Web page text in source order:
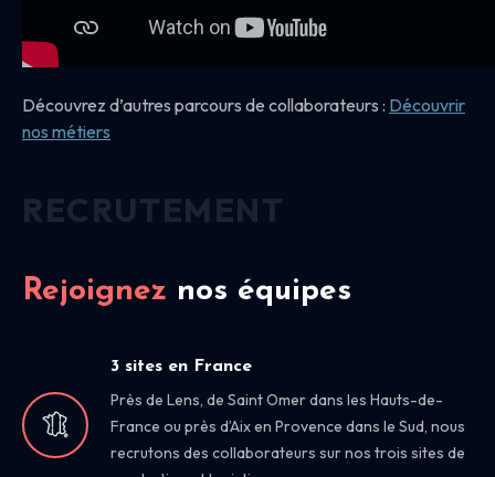
Découvrez d’autres parcours de collaborateurs : Découvrir
nos métiers
Rejoignez nos équipes
3 sites en France
Près de Lens, de Saint Omer dans les Hauts-de-
France ou près d’Aix en Provence dans le Sud, nous
recrutons des collaborateurs sur nos trois sites de
RECRUTEMENT